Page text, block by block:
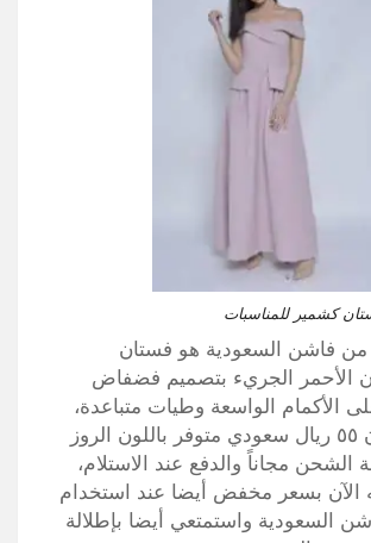
كشمير للمناسبات
من فاشن السعودية هو فستان
الأحمر الجريء بتصميم فضفاض
الأكمام الواسعة وطيات متباعدة،
سعر الفستان ٥٥ ريال سعودي متوفر باللون الروز
الشحن مجاناً والدفع عند الاستلام،
الآن بسعر مخفض أيضا عند استخدام
السعودية واستمتعي أيضا بإطلالة